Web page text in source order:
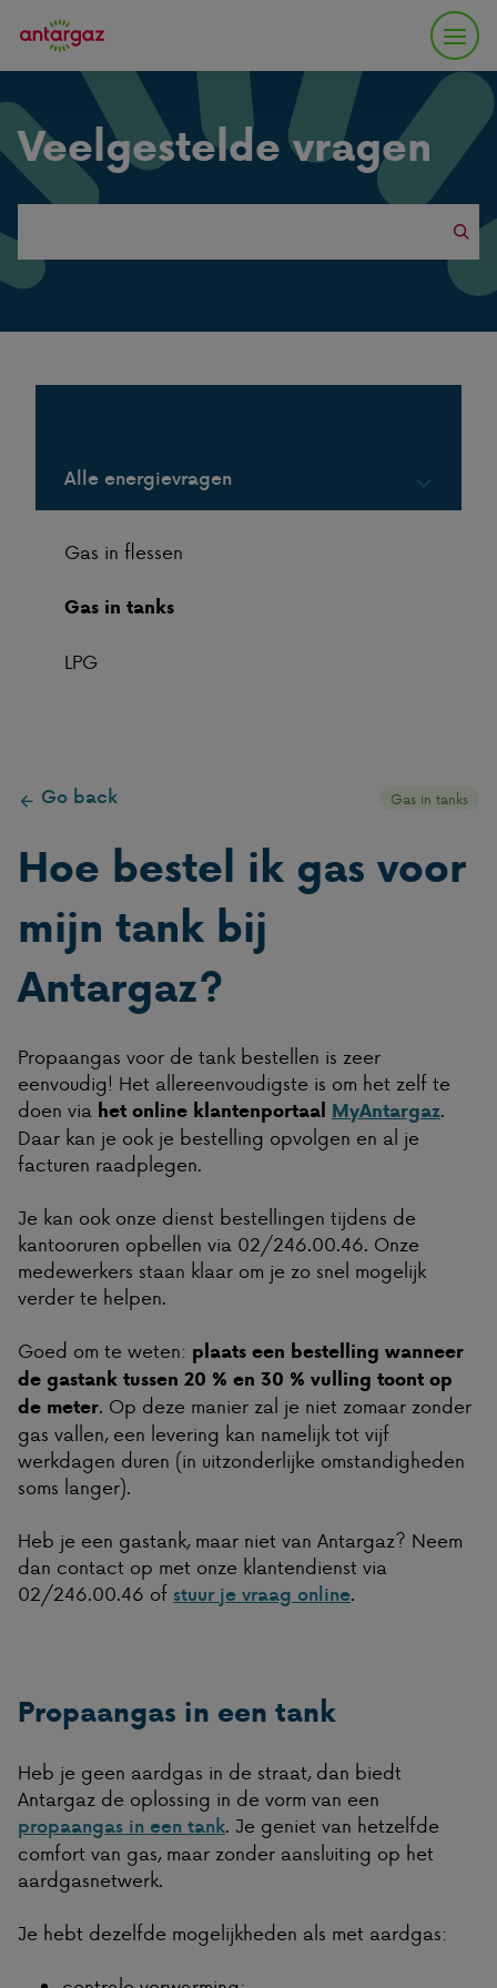
Veelgestelde vragen
this
website
Alle energievragen
Gas in flessen
Gas in tanks
LPG
Go back Gas in tanks
Hoe bestel ik gas voor
mijn tank bij
Antargaz?
Propaangas voor de tank bestellen is zeer
eenvoudig! Het allereenvoudigste is om het zelf te
doen via het online klantenportaal MyAntargaz.
Daar kan je ook je bestelling opvolgen en al je
facturen raadplegen.
Je kan ook onze dienst bestellingen tijdens de
kantooruren opbellen via 02/246.00.46. Onze
medewerkers staan klaar om je zo snel mogelijk
verder te helpen.
Goed om te weten: plaats een bestelling wanneer
de gastank tussen 20 % en 30 % vulling toont op
de meter. Op deze manier zal je niet zomaar zonder
gas vallen, een levering kan namelijk tot vijf
werkdagen duren (in uitzonderlijke omstandigheden
soms langer).
Heb je een gastank, maar niet van Antargaz? Neem
dan contact op met onze klantendienst via
02/246.00.46 of stuur je vraag online.
Propaangas in een tank
Heb je geen aardgas in de straat, dan biedt
Antargaz de oplossing in de vorm van een
propaangas in een tank. Je geniet van hetzelfde
comfort van gas, maar zonder aansluiting op het
aardgasnetwerk.
Je hebt dezelfde mogelijkheden als met aardgas: